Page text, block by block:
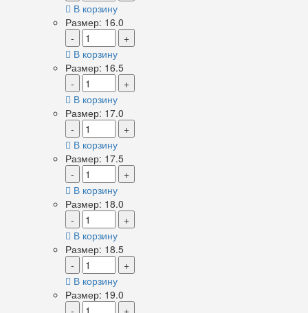
В корзину
Размер: 16.0
-
+
В корзину
Размер: 16.5
-
+
В корзину
Размер: 17.0
-
+
В корзину
Размер: 17.5
-
+
В корзину
Размер: 18.0
-
+
В корзину
Размер: 18.5
-
+
В корзину
Размер: 19.0
-
+